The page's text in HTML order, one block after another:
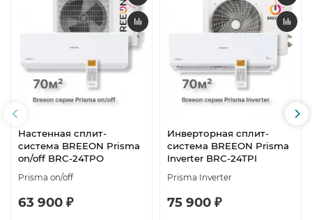
Настенная сплит-
система BREEON Prisma
on/off BRC-24TPO
Prisma on/off
63 900 ₽
Инверторная сплит-
система BREEON Prisma
Inverter BRC-24TPI
Prisma Inverter
75 900 ₽